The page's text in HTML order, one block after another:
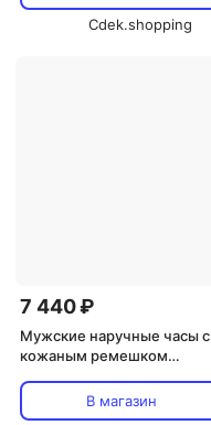
Cdek.shopping
7 440 ₽
Мужские наручные часы с
кожаным ремешком
В магазин